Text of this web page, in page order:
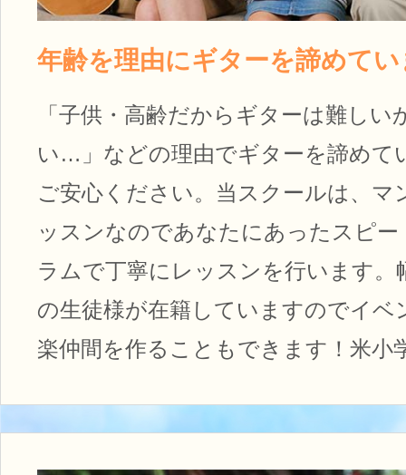
年齢を理由にギターを諦めて
「子供・高齢だからギターは難しい
い…」などの理由でギターを諦めて
ご安心ください。当スクールは、マ
ッスンなのであなたにあったスピ
ラムで丁寧にレッスンを行います。
の生徒様が在籍していますのでイベ
楽仲間を作ることもできます！米小